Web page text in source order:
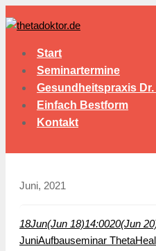
Start
Seminartermine
Gesundheitspraxis
Einfach Bestform
Kontakt
Juni, 2021
18Jun(Jun 18)14:0020(Jun
JuniAufbauseminar